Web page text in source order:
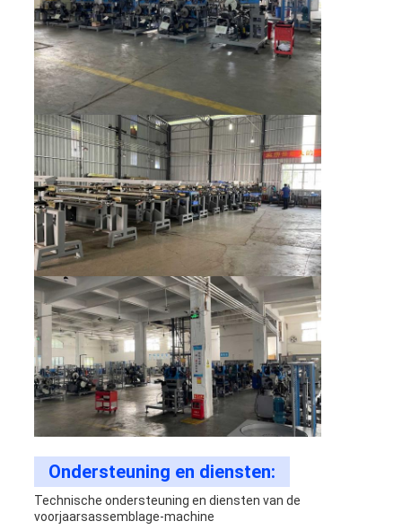
Ondersteuning en diensten:
Technische ondersteuning en diensten van de
voorjaarsassemblage-machine